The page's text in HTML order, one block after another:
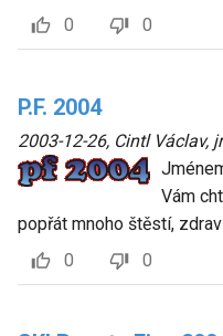
0
0
P.F. 2004
2003-12-26, Cintl Václav,
Vám
popřát mnoho štěstí,
0
0